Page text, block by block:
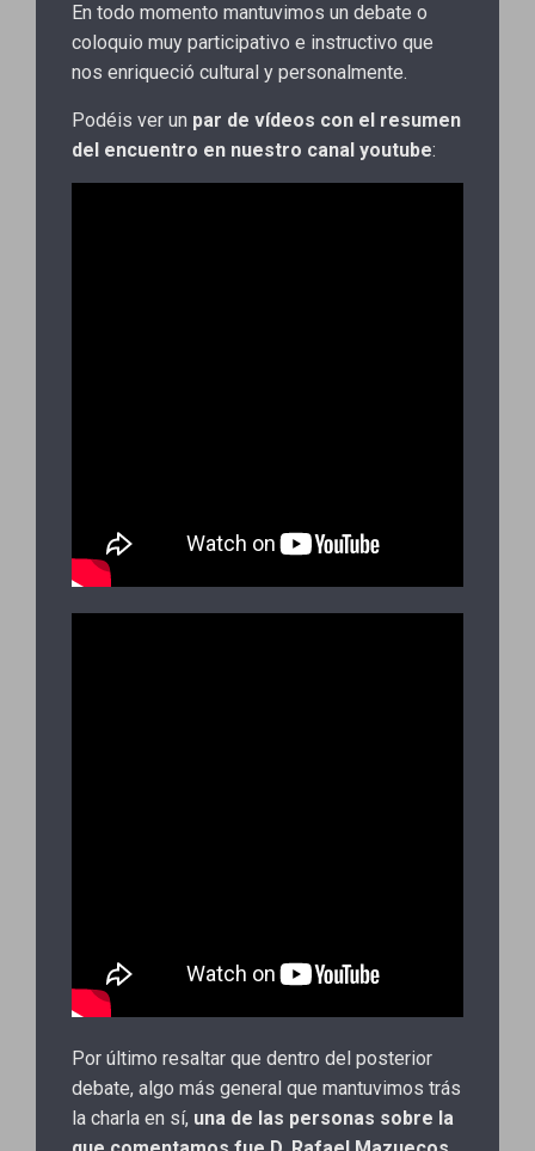
En todo momento mantuvimos un debate o
coloquio muy participativo e instructivo que
nos enriqueció cultural y personalmente.
Podéis ver un par de vídeos con el resumen
del encuentro en nuestro canal youtube:
Por último resaltar que dentro del posterior
debate, algo más general que mantuvimos trás
la charla en sí, una de las personas sobre la